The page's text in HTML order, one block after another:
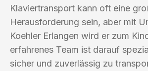
Klaviertransport kann oft eine
Herausforderung sein, aber mit
Koehler Erlangen wird er zum
erfahrenes Team ist darauf
sicher und zuverlässig zu